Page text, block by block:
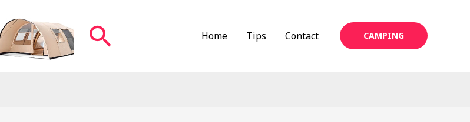
Zoeken Home Tips Contact CAMPING